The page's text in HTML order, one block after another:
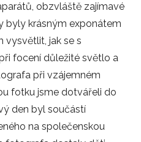
obzvláště zajímavé
byly krásným exponátem
vysvětlit, jak se s
focení důležité světlo a
při vzájemném
fotku jsme dotvářeli do
den byl součástí
na společenskou